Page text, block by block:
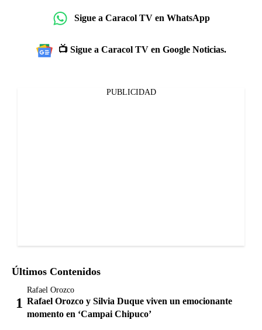
Sigue a Caracol TV en WhatsApp
📺 Sigue a Caracol TV en Google Noticias.
PUBLICIDAD
Últimos Contenidos
Rafael Orozco
Rafael Orozco y Silvia Duque viven un emocionante
momento en ‘Campai Chipuco’